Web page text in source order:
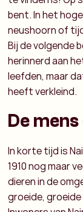
bent. In het
neushoorn of
Bij de volgende
herinnerd aan
leefden, maar
heeft verkleind.
De
In korte tijd is
1910 nog maar
dieren in de
groeide,